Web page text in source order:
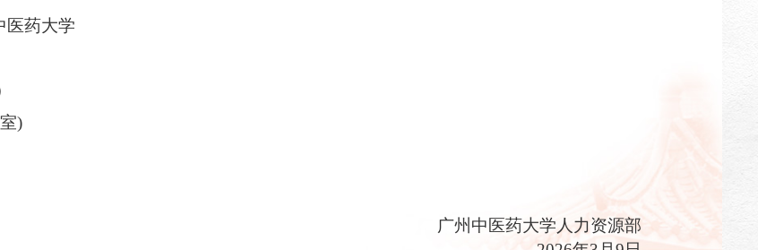
医药大学
)
广州中医药大学 人力资源部